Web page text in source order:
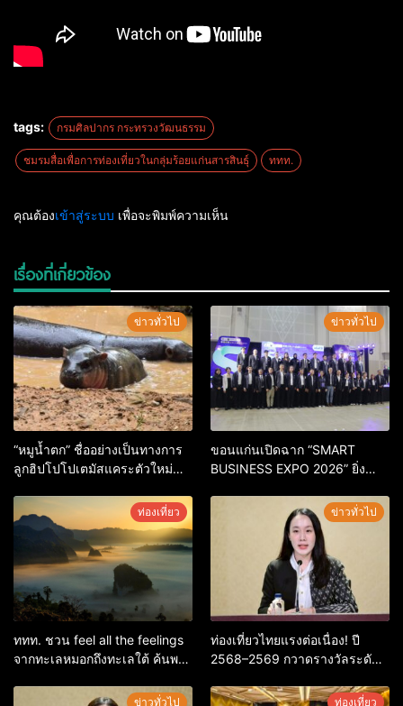
tags: กรมศิลปากร กระทรวงวัฒนธรรม
ชมรมสื่อเพื่อการท่องเที่ยวในกลุ่มร้อยแก่นสารสินธุ์ ททท.
คุณต้องเข้าสู่ระบบ เพื่อจะพิมพ์ความเห็น
เรื่องที่เกี่ยวข้อง
ข่าวทั่วไป
“หมูน้ำตก” ชื่ออย่างเป็นทางการ
ลูกฮิปโปโปเตมัสแคระตัวใหม่
กิจกรรมร่วมโหวตชนะกว่า
10,000 คะแนน
ข่าวทั่วไป
ขอนแก่นเปิดฉาก “SMART
BUSINESS EXPO 2026” ยิ่ง
ระดับเศรษฐกิจดิจิทัลอีสาน
ท่องเที่ยว
ททท. ชวน feel all the feelings
จากทะเลหมอกถึงทะเลใต้ ค้นพบ
ข่าวทั่วไป
ท่องเที่ยวไทยแรงต่อเนื่อง! ปี
2568–2569 กวาดรางวัลระดับ
จุดหมายปลายทางนักท่องเที่ยว
ข่าวทั่วไป ท่องเที่ยว